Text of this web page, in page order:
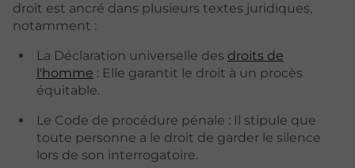
droit est ancré dans plusieurs textes juridiques,
notamment :
La Déclaration universelle des droits de
l'homme : Elle garantit le droit à un procès
équitable.
Le Code de procédure pénale : Il stipule que
toute personne a le droit de garder le silence
lors de son interrogatoire.